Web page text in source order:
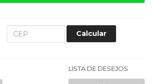
Calcular
LISTA DE DESEJOS